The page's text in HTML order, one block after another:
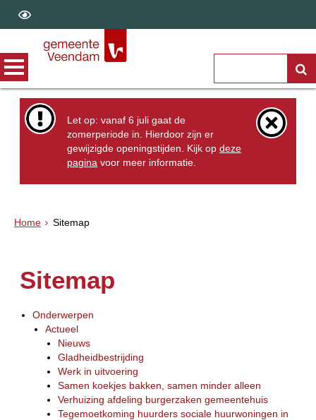
Let op: vanaf 6 juli gaat de
zomerperiode in. Hierdoor zijn er
gewijzigde openingstijden. Kijk opdeze
pagina voor meer informatie.
Home Sitemap
Sitemap
Onderwerpen
Actueel
Nieuws
Gladheidbestrijding
Werk in uitvoering
Samen koekjes bakken, samen minder alleen
Verhuizing afdeling burgerzaken gemeentehuis
Tegemoetkoming huurders sociale huurwoningen in